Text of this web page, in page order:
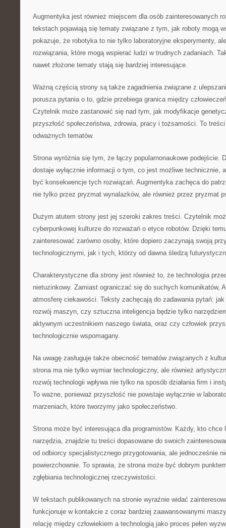
Augmentyka jest również miejscem dla osób zainteresowanych
tekstach pojawiają się tematy związane z tym, jak roboty mogą
pokazuje, że robotyka to nie tylko laboratoryjne eksperymenty,
rozwiązania, które mogą wspierać ludzi w trudnych zadaniach.
nawet złożone tematy stają się bardziej interesujące.
Ważną częścią strony są także zagadnienia związane z
porusza pytania o to, gdzie przebiega granica między
Czytelnik może zastanowić się nad tym, jak modyfikacje
przyszłość społeczeństwa, zdrowia, pracy i tożsamości. To
odważnych tematów.
Strona wyróżnia się tym, że łączy popularnonaukowe podejście.
dostaje wyłącznie informacji o tym, co jest możliwe technicznie,
być konsekwencje tych rozwiązań. Augmentyka zachęca do
nie tylko przez pryzmat wynalazków, ale również przez pryzmat
Dużym atutem strony jest jej szeroki zakres treści. Czytelnik
cyberpunkowej kulturze do rozważań o etyce robotów. Dzięki
zainteresować zarówno osoby, które dopiero zaczynają swoją
technologicznymi, jak i tych, którzy od dawna śledzą
Charakterystyczne dla strony jest również to, że technologia
nietuzinkowy. Zamiast ograniczać się do suchych komunikatów,
atmosferę ciekawości. Teksty zachęcają do zadawania pytań:
rozwój maszyn, czy sztuczna inteligencja będzie tylko
aktywnym uczestnikiem naszego świata, oraz czy człowiek
technologicznie wspomagany.
Na uwagę zasługuje także obecność tematów związanych z
strona ma nie tylko wymiar technologiczny, ale również
rozwój technologii wpływa nie tylko na sposób działania firm i
To ważne, ponieważ przyszłość nie powstaje wyłącznie w
marzeniach, które tworzymy jako społeczeństwo.
Strona może być interesująca dla programistów. Każdy, kto chce
narzędzia, znajdzie tu treści dopasowane do swoich
od odbiorcy specjalistycznego przygotowania, ale jednocześnie
powierzchownie. To sprawia, że strona może być dobrym
zgłębiania technologicznej rzeczywistości.
W tekstach publikowanych na stronie wyraźnie widać
funkcjonuje w kontakcie z coraz bardziej zaawansowanymi
relację między człowiekiem a technologią jako proces pełen